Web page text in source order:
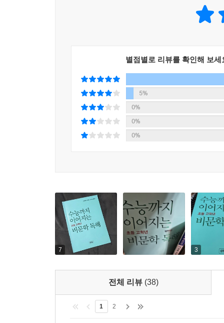
별점별로 리뷰를 확인해 보세
5%
0%
0%
0%
7 3
전체 리뷰 (38)
1 2